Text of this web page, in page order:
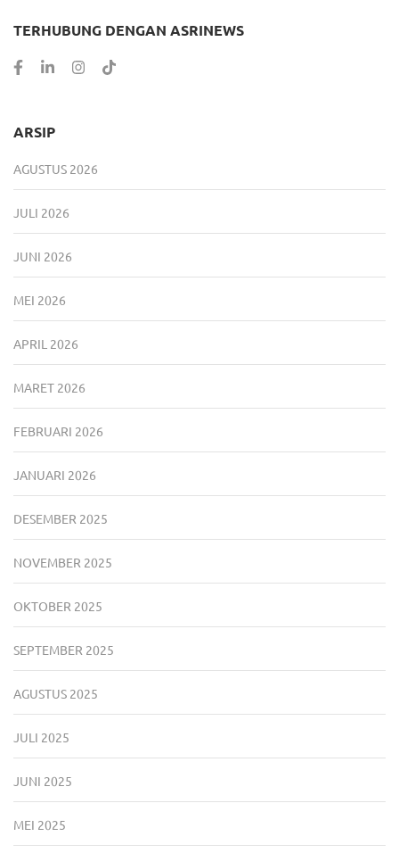
TERHUBUNG DENGAN ASRINEWS
ARSIP
AGUSTUS 2026
JULI 2026
JUNI 2026
MEI 2026
APRIL 2026
MARET 2026
FEBRUARI 2026
JANUARI 2026
DESEMBER 2025
NOVEMBER 2025
OKTOBER 2025
SEPTEMBER 2025
AGUSTUS 2025
JULI 2025
JUNI 2025
MEI 2025